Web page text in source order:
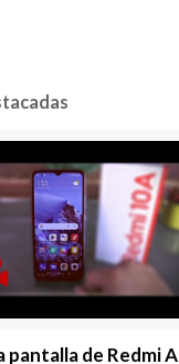
pantalla de Redmi